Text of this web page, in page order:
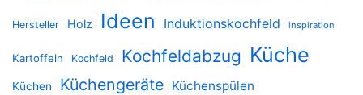
Hersteller Holz Ideen Induktionskochfeld inspiration
Kartoffeln Kochfeld Kochfeldabzug Küche
Küchen Küchengeräte Küchenspülen